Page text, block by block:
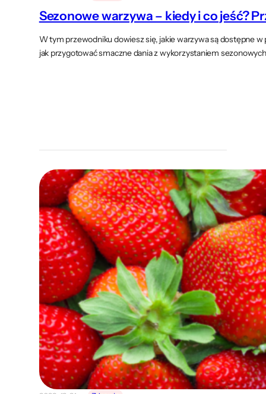
Sezonowe warzywa – kiedy i co jeść?
W tym przewodniku dowiesz się, jakie warzywa są dostępne
jak przygotować smaczne dania z wykorzystaniem